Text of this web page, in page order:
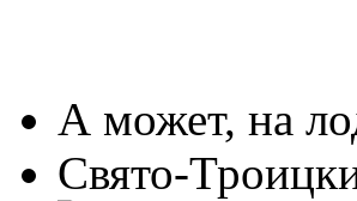
А может, на
Свято-